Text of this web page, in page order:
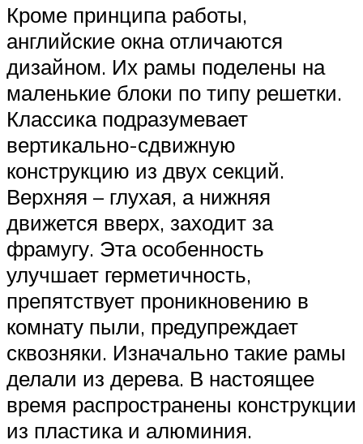
Кроме принципа работы,
английские окна отличаются
дизайном. Их рамы поделены на
маленькие блоки по типу решетки.
Классика подразумевает
вертикально-сдвижную
конструкцию из двух секций.
Верхняя – глухая, а нижняя
движется вверх, заходит за
фрамугу. Эта особенность
улучшает герметичность,
препятствует проникновению в
комнату пыли, предупреждает
сквозняки. Изначально такие рамы
делали из дерева. В настоящее
время распространены конструкции
из пластика и алюминия.